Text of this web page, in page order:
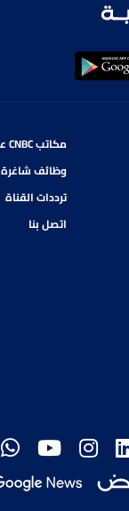
مكاتب CNBC عربية
وظائف شاغرة
ترددات القناة
اتصل بنا